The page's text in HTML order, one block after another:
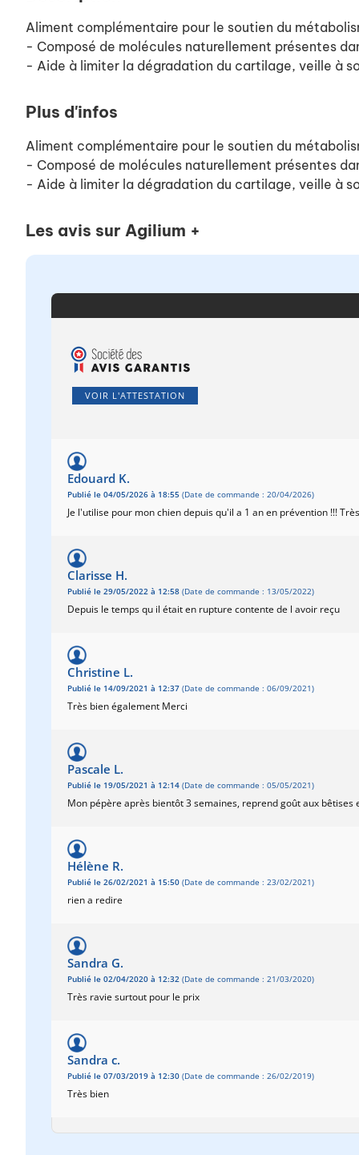
Aliment complémentaire pour le soutien du
- Composé de molécules naturellement présentes
- Aide à limiter la dégradation du cartilage, veille à
Plus d'infos
Aliment complémentaire pour le soutien du
- Composé de molécules naturellement présentes
- Aide à limiter la dégradation du cartilage, veille à
Les avis sur Agilium +
VOIR L'ATTESTATION
Edouard K.
Publié le 04/05/2026 à 18:55 (Date de commande : 20/04/2026)
Je l'utilise pour mon chien depuis qu'il a 1 an en prévention !!!
Clarisse H.
Publié le 29/05/2022 à 12:58 (Date de commande : 13/05/2022)
Depuis le temps qu il était en rupture contente de l avoir reçu
Christine L.
Publié le 14/09/2021 à 12:37 (Date de commande : 06/09/2021)
Très bien également Merci
Pascale L.
Publié le 19/05/2021 à 12:14 (Date de commande : 05/05/2021)
Mon pépère après bientôt 3 semaines, reprend goût aux
Hélène R.
Publié le 26/02/2021 à 15:50 (Date de commande : 23/02/2021)
rien a redire
Sandra G.
Publié le 02/04/2020 à 12:32 (Date de commande : 21/03/2020)
Très ravie surtout pour le prix
Sandra c.
Publié le 07/03/2019 à 12:30 (Date de commande : 26/02/2019)
Très bien